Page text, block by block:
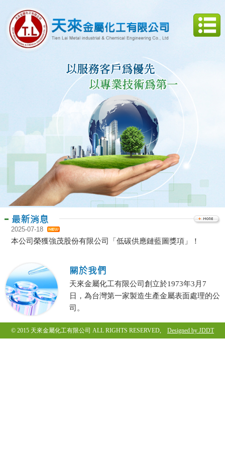
2025-07-18
本公司榮獲強茂股份有限公司「低碳供應鏈藍圖獎項」！
天來金屬化工有限公司創立於1973年3月7
日，為台灣第一家製造生產金屬表面處理的公
司。
© 2015 天來金屬化工有限公司 ALL RIGHTS RESERVED, Designed by JDDT